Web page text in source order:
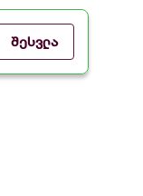
შესვლა